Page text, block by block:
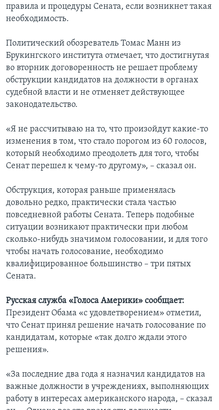
правила и процедуры Сената, если возникнет такая
необходимость.
Политический обозреватель Томас Манн из
Брукингского института отмечает, что достигнутая
во вторник договоренность не решает проблему
обструкции кандидатов на должности в органах
судебной власти и не отменяет действующее
законодательство.
«Я не рассчитываю на то, что произойдут какие-то
изменения в том, что стало порогом из 60 голосов,
который необходимо преодолеть для того, чтобы
Сенат перешел к чему-то другому», – сказал он.
Обструкция, которая раньше применялась
довольно редко, практически стала частью
повседневной работы Сената. Теперь подобные
ситуации возникают практически при любом
сколько-нибудь значимом голосовании, и для того
чтобы начать голосование, необходимо
квалифицированное большинство – три пятых
Сената.
Русская служба «Голоса Америки» сообщает:
Президент Обама «с удовлетворением» отметил,
что Сенат принял решение начать голосование по
кандидатам, которые «так долго ждали этого
решения».
«За последние два года я назначил кандидатов на
важные должности в учреждениях, выполняющих
работу в интересах американского народа, – сказал